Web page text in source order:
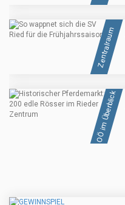
Zentralraum
OÖ im Überblick